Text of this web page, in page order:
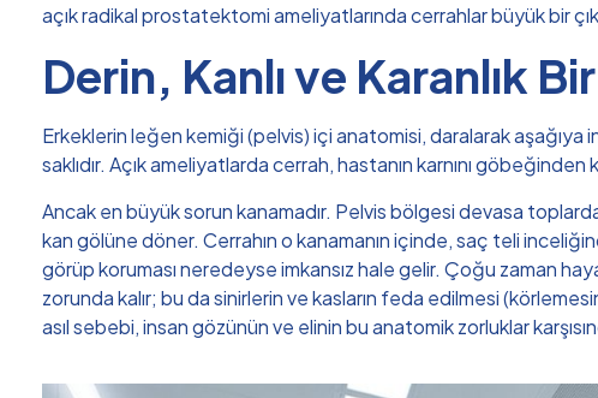
açık radikal prostatektomi ameliyatlarında cerrahlar büyük bir
Derin, Kanlı ve Karanlık
Erkeklerin leğen kemiği (pelvis) içi anatomisi, daralarak aşağıya
saklıdır. Açık ameliyatlarda cerrah, hastanın karnını
Ancak en büyük sorun kanamadır. Pelvis bölgesi devasa
kan gölüne döner. Cerrahın o kanamanın içinde, saç teli
görüp koruması neredeyse imkansız hale gelir. Çoğu zaman
zorunda kalır; bu da sinirlerin ve kasların feda edilmesi
asıl sebebi, insan gözünün ve elinin bu anatomik zorluklar